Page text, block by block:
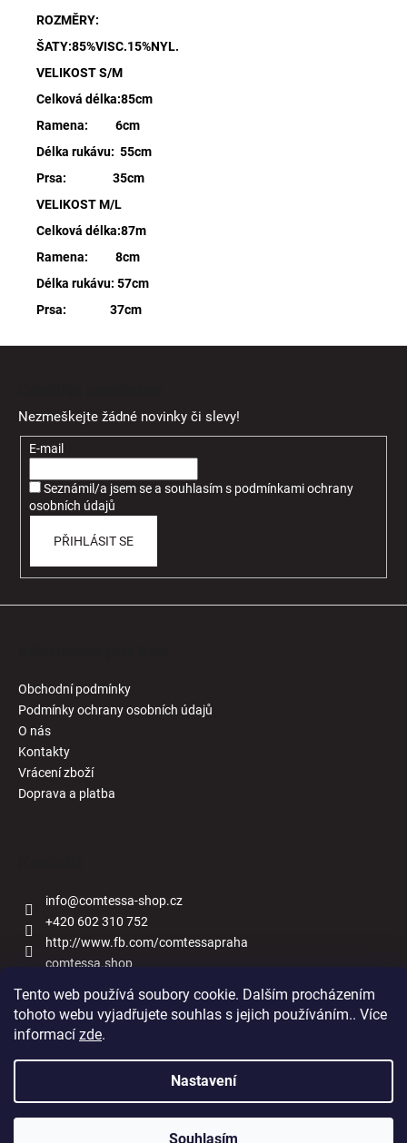
Tento web používá soubory cookie. Dalším procházením
tohoto webu vyjadřujete souhlas s jejich používáním.. Více
informací zde.
Nastavení
Souhlasím
ROZMĚRY:
ŠATY:85%VISC.15%NYL.
VELIKOST S/M
Celková délka:85cm
Ramena: 6cm
Délka rukávu: 55cm
Prsa: 35cm
VELIKOST M/L
Celková délka:87m
Ramena: 8cm
Délka rukávu: 57cm
Prsa: 37cm
Nezmeškejte žádné novinky či slevy!
E-mail
Seznámil/a jsem se a souhlasíms podmínkami ochrany
osobních údajů
PŘIHLÁSIT SE
Obchodní podmínky
Podmínky ochrany osobních údajů
O nás
Kontakty
Vrácení zboží
Doprava a platba
info@comtessa-shop.cz
+420 602 310 752
http://www.fb.com/comtessapraha
comtessa.shop
Comtessa-shop.cz. Všechna práva vyhrazena.